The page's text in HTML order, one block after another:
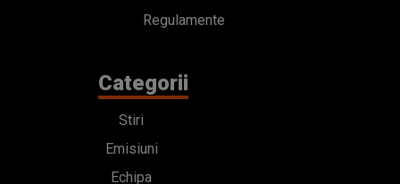
Regulamente
Categorii
Stiri
Emisiuni
Echipa